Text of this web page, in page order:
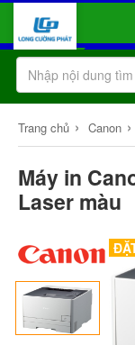
Trang chủ › Canon ›
Máy in
Laser màu